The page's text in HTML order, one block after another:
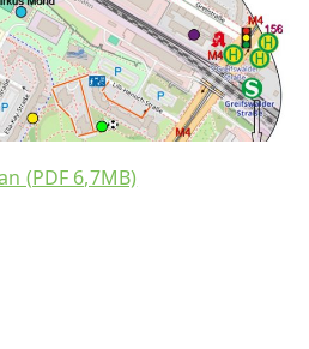
(PDF 6,7MB)